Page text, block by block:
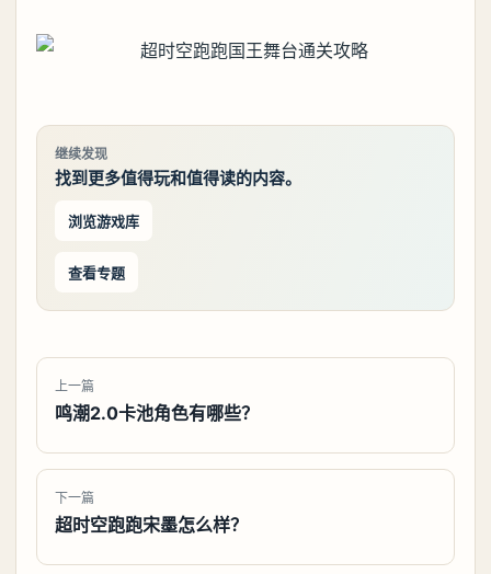
继续发现
找到更多值得玩和值得读的内容。
浏览游戏库
查看专题
上一篇
鸣潮2.0卡池角色有哪些？
下一篇
超时空跑跑宋墨怎么样？